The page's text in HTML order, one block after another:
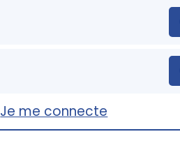
Je me connecte